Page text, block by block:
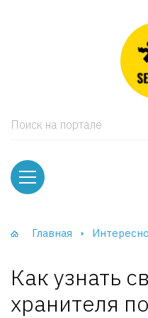
Поиск на портале
Главная
Как узнать
хранителя
и тумбы